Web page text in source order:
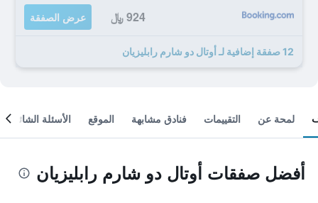
924 ﷼ عرض الصفقة
12 صفقة إضافية لـ أوتال دو شارم رابليزيان
لمحة عن التقييمات فنادق مشابهة الموقع الأسئلة الشائعة
أفضل صفقات أوتال دو شارم رابليزيان